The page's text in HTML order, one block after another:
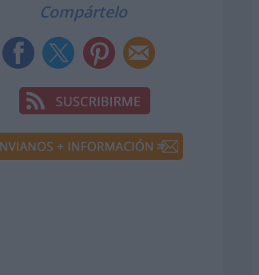
Compártelo